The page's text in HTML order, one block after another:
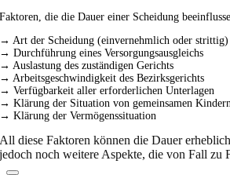
Faktoren, die die Dauer einer Scheidung
→ Art der Scheidung (einvernehmlich oder strittig)
→ Durchführung eines Versorgungsausgleichs
→ Auslastung des zuständigen Gerichts
→ Arbeitsgeschwindigkeit des Bezirksgerichts
→ Verfügbarkeit aller erforderlichen Unterlagen
→ Klärung der Situation von gemeinsamen
→ Klärung der Vermögenssituation
All diese Faktoren können die Dauer
jedoch noch weitere Aspekte, die von Fall zu